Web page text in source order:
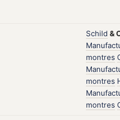
Schild &
montres
montres
montres